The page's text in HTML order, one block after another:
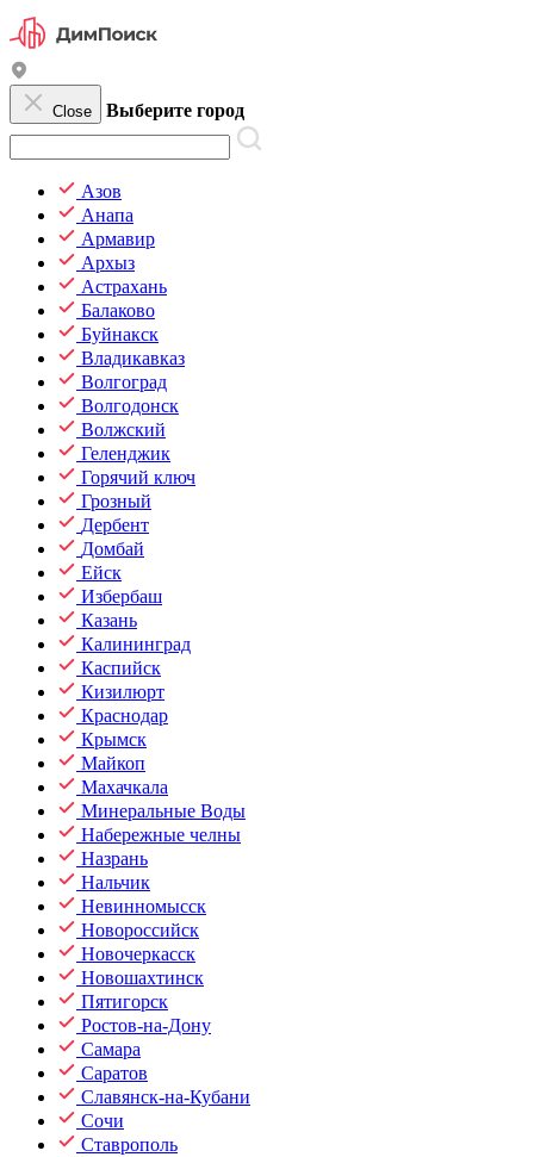
Close Выберите город
Азов
Анапа
Армавир
Архыз
Астрахань
Балаково
Буйнакск
Владикавказ
Волгоград
Волгодонск
Волжский
Геленджик
Горячий ключ
Грозный
Дербент
Домбай
Ейск
Избербаш
Казань
Калининград
Каспийск
Кизилюрт
Краснодар
Крымск
Майкоп
Махачкала
Минеральные Воды
Набережные челны
Назрань
Нальчик
Невинномысск
Новороссийск
Новочеркасск
Новошахтинск
Пятигорск
Ростов-на-Дону
Самара
Саратов
Славянск-на-Кубани
Сочи
Ставрополь